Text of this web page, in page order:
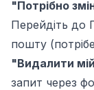
"Потрібно
Перейдіть до
пошту
"Видалити
запит через